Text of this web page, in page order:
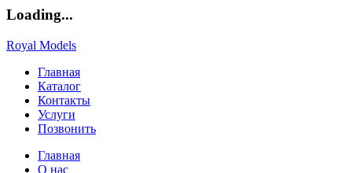
Loading...
Royal Models
Главная
Каталог
Контакты
Услуги
Позвонить
Главная
О нас